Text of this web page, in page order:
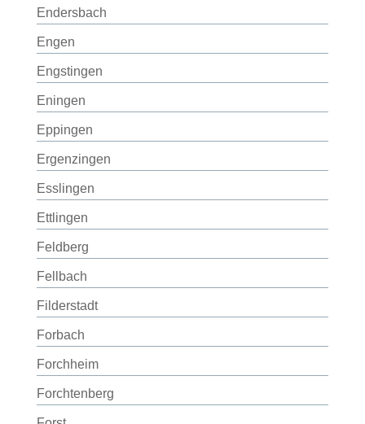
Endersbach
Engen
Engstingen
Eningen
Eppingen
Ergenzingen
Esslingen
Ettlingen
Feldberg
Fellbach
Filderstadt
Forbach
Forchheim
Forchtenberg